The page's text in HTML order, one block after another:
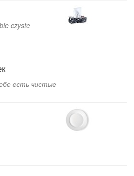
czyste
есть чистые